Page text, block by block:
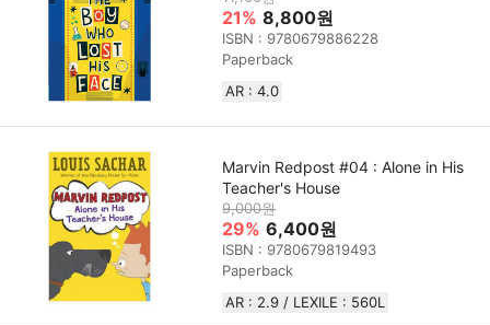
21% 8,800원
ISBN : 9780679886228
Paperback
AR : 4.0
Marvin Redpost #04 : Alone in His
Teacher's House
9,000원
29% 6,400원
ISBN : 9780679819493
Paperback
AR : 2.9 / LEXILE : 560L